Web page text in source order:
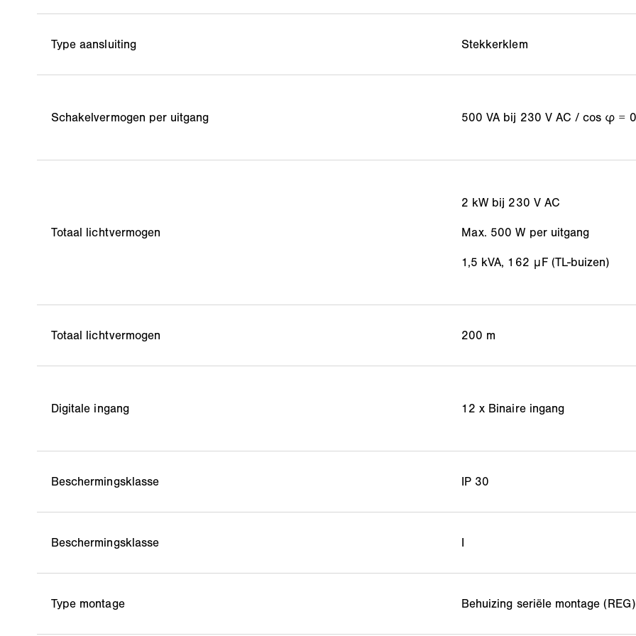
Type aansluiting Stekkerklem
Schakelvermogen per uitgang 500 VA bij 230 V AC / cos φ =
Totaal lichtvermogen
2 kW bij 230 V AC
Max. 500 W per uitgang
1,5 kVA, 162 μF (TL-buizen)
Totaal lichtvermogen 200 m
Digitale ingang 12 x Binaire ingang
Beschermingsklasse IP 30
Beschermingsklasse I
Type montage Behuizing seriële montage (REG)